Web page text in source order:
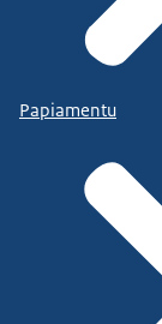
Papiamentu